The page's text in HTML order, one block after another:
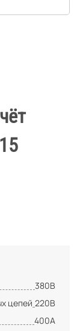
380В
цепей 220В
400А